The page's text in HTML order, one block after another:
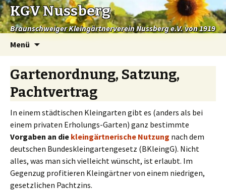
KGV Nussberg
Braunschweiger Kleingärtnerverein Nussberg e.V. von 1919
Menü
Springe
Gartenordnung, Satzung,
Pachtvertrag
In einem städtischen Kleingarten gibt es (anders als bei
einem privaten Erholungs-Garten) ganz bestimmte
Vorgaben an die kleingärtnerische Nutzung nach dem
deutschen Bundeskleingartengesetz (BKleingG). Nicht
alles, was man sich vielleicht wünscht, ist erlaubt. Im
Gegenzug profitieren Kleingärtner von einem niedrigen,
gesetzlichen Pachtzins.